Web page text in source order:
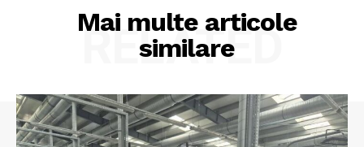
Mai multe articole
similare
RELATED